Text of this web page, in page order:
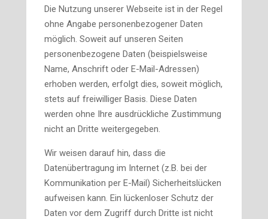
Die Nutzung unserer Webseite ist in der Regel
ohne Angabe personenbezogener Daten
möglich. Soweit auf unseren Seiten
personenbezogene Daten (beispielsweise
Name, Anschrift oder E-Mail-Adressen)
erhoben werden, erfolgt dies, soweit möglich,
stets auf freiwilliger Basis. Diese Daten
werden ohne Ihre ausdrückliche Zustimmung
nicht an Dritte weitergegeben.
Wir weisen darauf hin, dass die
Datenübertragung im Internet (z.B. bei der
Kommunikation per E-Mail) Sicherheitslücken
aufweisen kann. Ein lückenloser Schutz der
Daten vor dem Zugriff durch Dritte ist nicht